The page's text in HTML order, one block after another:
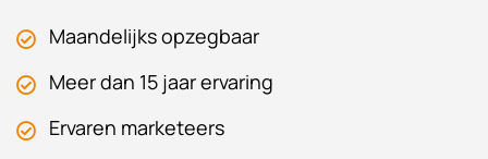
Maandelijks opzegbaar
Meer dan 15 jaar ervaring
Ervaren marketeers